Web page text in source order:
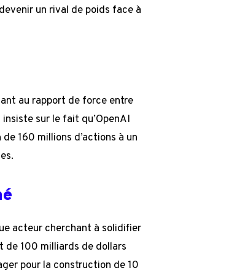
un rival de poids face à
au rapport de force entre
sur le fait qu’OpenAI
160 millions d’actions à un
acteur cherchant à solidifier
de 100 milliards de dollars
pour la construction de 10